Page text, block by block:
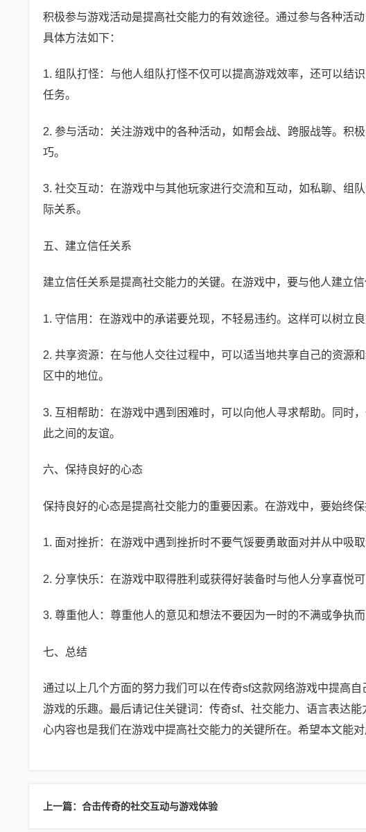
积极参与游戏活动是提高社交能力的有效途径。通过参与各种活
具体方法如下：
1. 组队打怪：与他人组队打怪不仅可以提高游戏效率，还可以结
任务。
2. 参与活动：关注游戏中的各种活动，如帮会战、跨服战等。积
巧。
3. 社交互动：在游戏中与其他玩家进行交流和互动，如私聊、组
际关系。
五、建立信任关系
建立信任关系是提高社交能力的关键。在游戏中，要与他人建立信
1. 守信用：在游戏中的承诺要兑现，不轻易违约。这样可以树立
2. 共享资源：在与他人交往过程中，可以适当地共享自己的资源
区中的地位。
3. 互相帮助：在游戏中遇到困难时，可以向他人寻求帮助。同时
此之间的友谊。
六、保持良好的心态
保持良好的心态是提高社交能力的重要因素。在游戏中，要始终
1. 面对挫折：在游戏中遇到挫折时不要气馁要勇敢面对并从中吸
2. 分享快乐：在游戏中取得胜利或获得好装备时与他人分享喜悦
3. 尊重他人：尊重他人的意见和想法不要因为一时的不满或争执而
七、总结
通过以上几个方面的努力我们可以在传奇sf这款网络游戏中提高
游戏的乐趣。最后请记住关键词：传奇sf、社交能力、语言表达
心内容也是我们在游戏中提高社交能力的关键所在。希望本文能
上一篇：合击传奇的社交互动与游戏体验